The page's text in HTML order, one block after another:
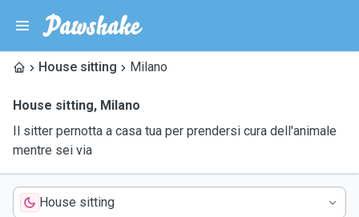
House sitting Milano
House sitting, Milano
Il sitter pernotta a casa tua per prendersi cura dell'animale
mentre sei via
House sitting